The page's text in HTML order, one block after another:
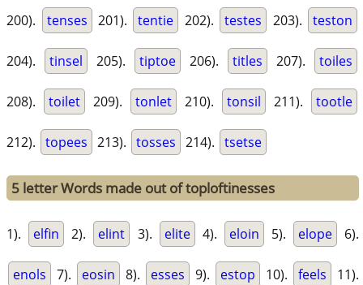
200). tenses 201). tentie 202). testes 203). teston
204). tinsel 205). tiptoe 206). titles 207). toiles
208). toilet 209). tonlet 210). tonsil 211). tootle
212). topees 213). tosses 214). tsetse
5 letter Words made out of toploftinesses
1). elfin 2). elint 3). elite 4). eloin 5). elope 6).
enols 7). eosin 8). esses 9). estop 10). feels 11).